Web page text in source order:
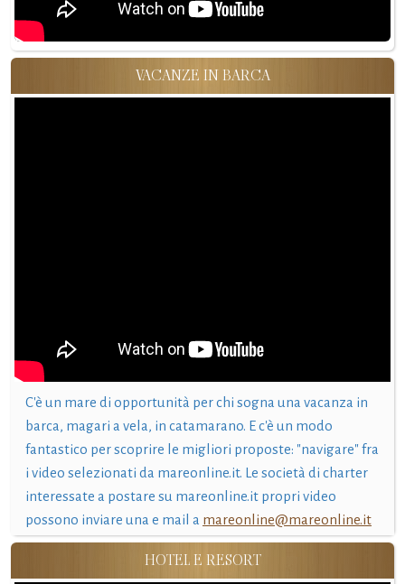
VACANZE IN BARCA
C'è un mare di opportunità per chi sogna una vacanza in
barca, magari a vela, in catamarano. E c'è un modo
fantastico per scoprire le migliori proposte: "navigare" fra
i video selezionati da mareonline.it. Le società di charter
interessate a postare su mareonline.it propri video
possono inviare una e mail a mareonline@mareonline.it
HOTEL E RESORT